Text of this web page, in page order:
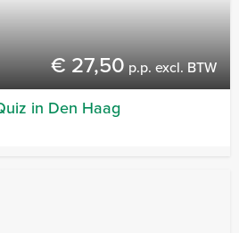
€ 27,50 p.p. excl. BTW
in Den Haag